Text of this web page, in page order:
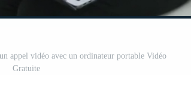
appel vidéo avec un ordinateur portable Vidéo
Gratuite